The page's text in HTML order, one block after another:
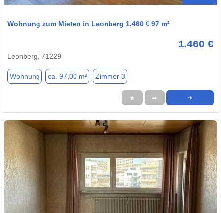
Wohnung zum Mieten in Leonberg 1.460 € 97 m²
1.460 €
Leonberg, 71229
Wohnung ca. 97,00 m² Zimmer 3
★ ➦ ➜